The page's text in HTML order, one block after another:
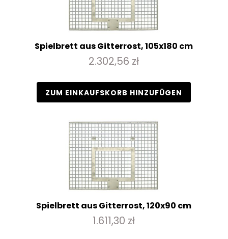
Spielbrett aus Gitterrost, 105x180 cm
2.302,56 zł
ZUM EINKAUFSKORB HINZUFÜGEN
Spielbrett aus Gitterrost, 120x90 cm
1.611,30 zł